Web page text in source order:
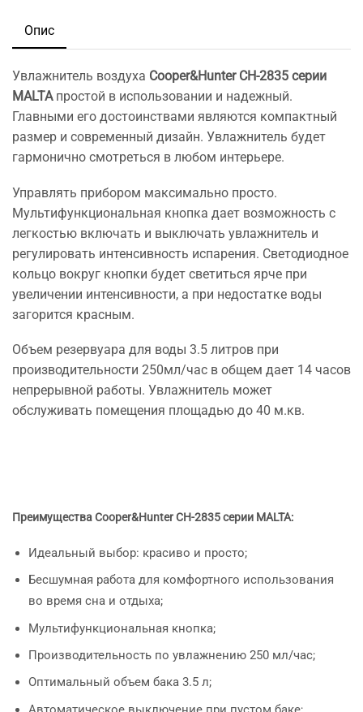
Опис
Увлажнитель воздуха Cooper&Hunter CH-2835 серии
MALTAпростой в использовании и надежный.
Главными его достоинствами являются компактный
размер и современный дизайн. Увлажнитель будет
гармонично смотреться в любом интерьере.
Управлять прибором максимально просто.
Мультифункциональная кнопка дает возможность с
легкостью включать и выключать увлажнитель и
регулировать интенсивность испарения. Светодиодное
кольцо вокруг кнопки будет светиться ярче при
увеличении интенсивности, а при недостатке воды
загорится красным.
Объем резервуара для воды 3.5 литров при
производительности 250мл/час в общем дает 14 часов
непрерывной работы. Увлажнитель может
обслуживать помещения площадью до 40 м.кв.
Преимущества Cooper&Hunter CH-2835 серии MALTA:
Идеальный выбор: красиво и просто;
Бесшумная работа для комфортного использования
во время сна и отдыха;
Мультифункциональная кнопка;
Производительность по увлажнению 250 мл/час;
Оптимальный объем бака 3.5 л;